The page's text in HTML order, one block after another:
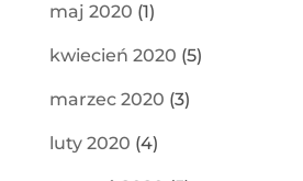
maj 2020 (1)
kwiecień 2020 (5)
marzec 2020 (3)
luty 2020 (4)